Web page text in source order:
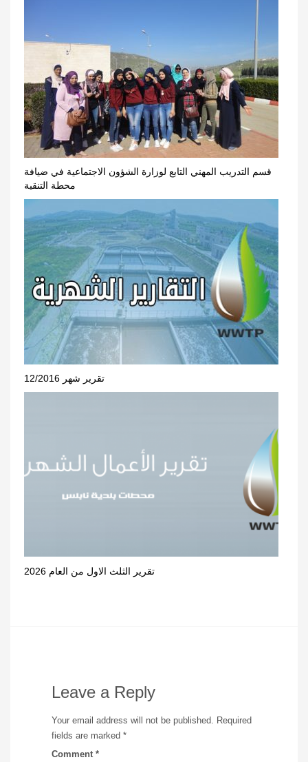
قسم التدريب المهني التابع لوزارة الشؤون الاجتماعية في ضيافة
محطة التنقية
تقرير شهر 12/2016
تقرير الثلث الاول من العام 2026
Leave a Reply
Your email address will not be published. Required
fields are marked *
Comment *